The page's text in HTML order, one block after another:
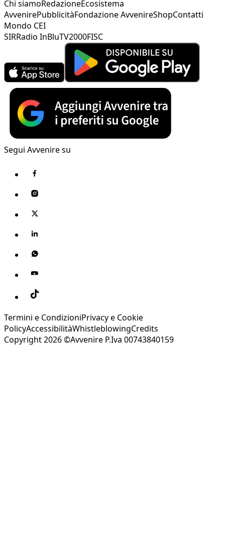
Chi siamoRedazioneEcosistema
AvvenirePubblicitàFondazione AvvenireShopContatti
Mondo CEI
SIRRadio InBluTV2000FISC
Segui Avvenire su
Termini e CondizioniPrivacy e Cookie
PolicyAccessibilitàWhistleblowingCredits
Copyright 2026 ©Avvenire P.Iva 00743840159